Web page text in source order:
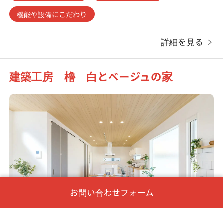
機能や設備にこだわり
詳細を見る
建築工房 櫓 白とベージュの家
お問い合わせフォーム